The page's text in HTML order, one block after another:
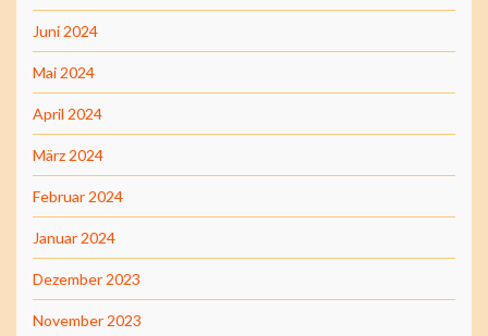
Juni 2024
Mai 2024
April 2024
März 2024
Februar 2024
Januar 2024
Dezember 2023
November 2023